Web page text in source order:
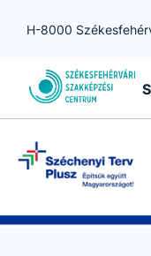
H-8000